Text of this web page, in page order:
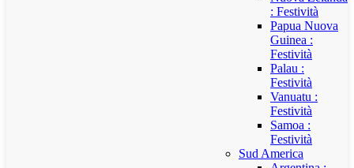
: Festività
Papua Nuova
Guinea :
Festività
Palau :
Festività
Vanuatu :
Festività
Samoa :
Festività
Sud America